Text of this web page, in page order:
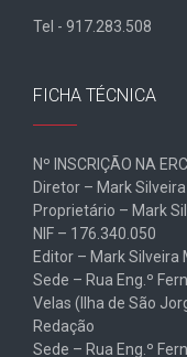
Tel - 917.283.508
FICHA TÉCNICA
Nº INSCRIÇÃO NA
Diretor – Mark
Proprietário – Mark
NIF – 176.340.050
Editor – Mark Silveira
Sede – Rua Eng.º
Velas (Ilha de São
Redação
Sede – Rua Eng.º